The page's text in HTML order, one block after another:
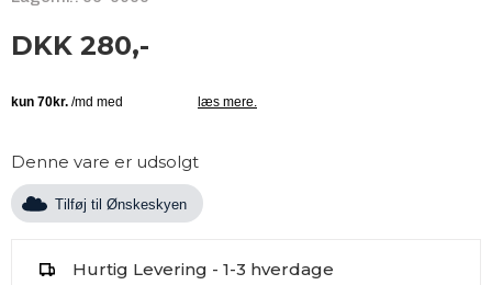
DKK 280,-
Denne vare er udsolgt
Tilføj til Ønskeskyen
Hurtig Levering - 1-3 hverdage